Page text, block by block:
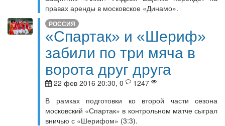
правах аренды в московское «Динамо».
РОССИЯ
«Спартак» и «Шериф»
забили по три мяча в
ворота друг друга
22 фев 2016 20:30, 0
1247
В рамках подготовки ко второй части сезона
московский «Спартак» в контрольном матче сыграл
вничью с «Шерифом» (3:3).